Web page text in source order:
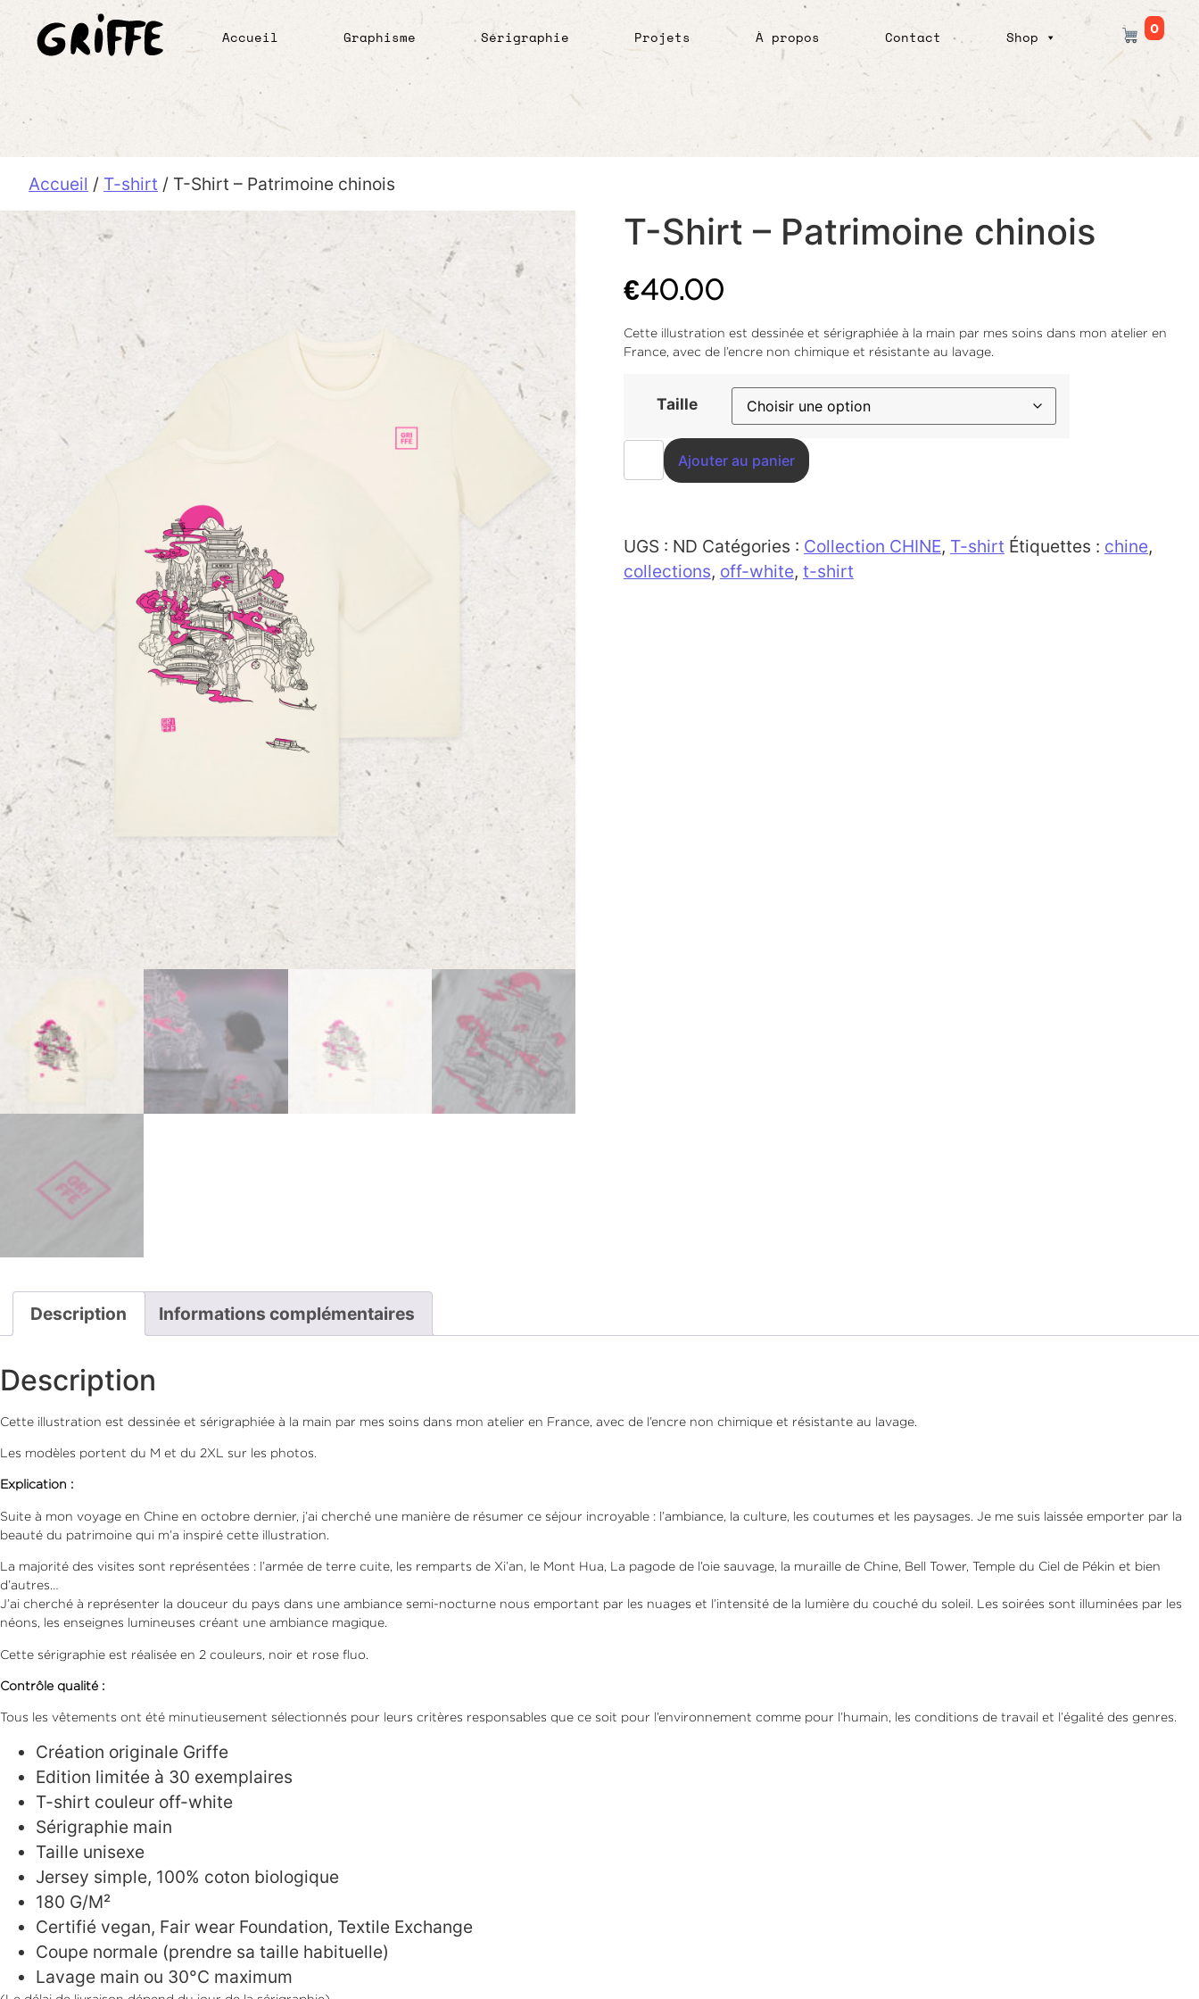
Accueil Graphisme Sérigraphie Projets À propos Contact Shop 0
Accueil / T-shirt / T-Shirt – Patrimoine chinois
T-Shirt – Patrimoine chinois
€40.00
Cette illustration est dessinée et sérigraphiée à la main par mes soins dans mon atelier en
France, avec de l’encre non chimique et résistante au lavage.
Taille
Ajouter au panier
UGS : ND Catégories : Collection CHINE, T-shirt Étiquettes : chine,
collections, off-white, t-shirt
Description Informations complémentaires
Description
Cette illustration est dessinée et sérigraphiée à la main par mes soins dans mon atelier en France, avec de l’encre non chimique et résistante au lavage.
Les modèles portent du M et du 2XL sur les photos.
Explication :
Suite à mon voyage en Chine en octobre dernier, j’ai cherché une manière de résumer ce séjour incroyable : l’ambiance, la culture, les coutumes et les paysages. Je me suis laissée emporter par la
beauté du patrimoine qui m’a inspiré cette illustration.
La majorité des visites sont représentées : l’armée de terre cuite, les remparts de Xi’an, le Mont Hua, La pagode de l’oie sauvage, la muraille de Chine, Bell Tower, Temple du Ciel de Pékin et bien
d’autres…
J’ai cherché à représenter la douceur du pays dans une ambiance semi-nocturne nous emportant par les nuages et l’intensité de la lumière du couché du soleil. Les soirées sont illuminées par les
néons, les enseignes lumineuses créant une ambiance magique.
Cette sérigraphie est réalisée en 2 couleurs, noir et rose fluo.
Contrôle qualité :
Tous les vêtements ont été minutieusement sélectionnés pour leurs critères responsables que ce soit pour l’environnement comme pour l’humain, les conditions de travail et l’égalité des genres.
Création originale Griffe
Edition limitée à 30 exemplaires
T-shirt couleur off-white
Sérigraphie main
Taille unisexe
Jersey simple, 100% coton biologique
180 G/M²
Certifié vegan, Fair wear Foundation, Textile Exchange
Coupe normale (prendre sa taille habituelle)
Lavage main ou 30°C maximum